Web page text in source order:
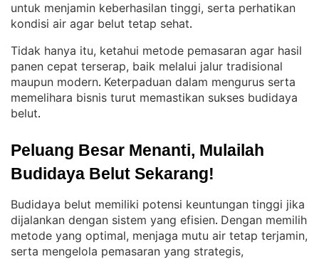
untuk menjamin keberhasilan tinggi, serta perhatikan
kondisi air agar belut tetap sehat.
Tidak hanya itu, ketahui metode pemasaran agar hasil
panen cepat terserap, baik melalui jalur tradisional
maupun modern. Keterpaduan dalam mengurus serta
memelihara bisnis turut memastikan sukses budidaya
belut.
Peluang Besar Menanti, Mulailah
Budidaya Belut Sekarang!
Budidaya belut memiliki potensi keuntungan tinggi jika
dijalankan dengan sistem yang efisien. Dengan memilih
metode yang optimal, menjaga mutu air tetap terjamin,
serta mengelola pemasaran yang strategis,